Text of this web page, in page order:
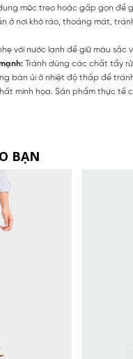
móc treo hoặc gấp gọn để
ở nơi khô ráo, thoáng mát,
với nước lạnh để giữ màu sắc
Tránh dùng các chất tẩy
bàn ủi ở nhiệt độ thấp để
minh họa. Sản phẩm thực tế
BẠN